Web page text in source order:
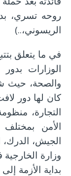
روحه تسري،
الريسوني،..)
في ما يتعلق
الوزارات
والصحة، حيث
كان لها دور
التجارة،
الأمن بمختلف
الجيش، الدرك،
وزارة
بداية الأزمة